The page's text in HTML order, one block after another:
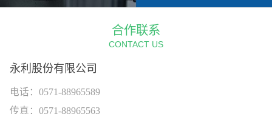
合作联系
CONTACT US
永利股份有限公司
电话：0571-88965589
传真：0571-88965563